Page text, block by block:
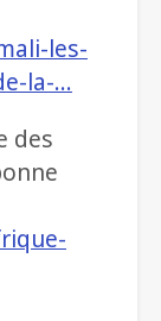
les-
la-…
des